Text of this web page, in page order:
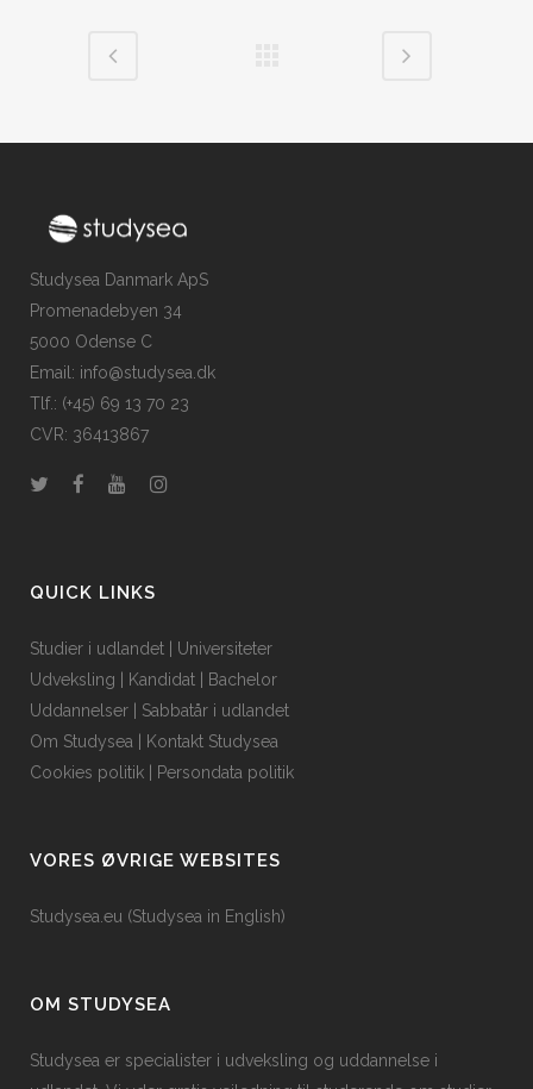
Studysea Danmark ApS
Promenadebyen 34
5000 Odense C
Email: info@studysea.dk
Tlf.: (+45) 69 13 70 23
CVR: 36413867
QUICK LINKS
Studier i udlandet
Universiteter
Udveksling
Kandidat
Bachelor
Uddannelser
Sabbatår i udlandet
Om Studysea
Kontakt Studysea
Cookies politik
Persondata politik
VORES ØVRIGE WEBSITES
Studysea.eu (Studysea in English)
OM STUDYSEA
Studysea er specialister i udveksling og uddannelse i